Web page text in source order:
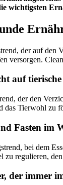
wichtigsten
der auf den
versorgen.
auf
der den
Tierwohl zu
Fasten im
bei dem
zu regulieren,
der immer